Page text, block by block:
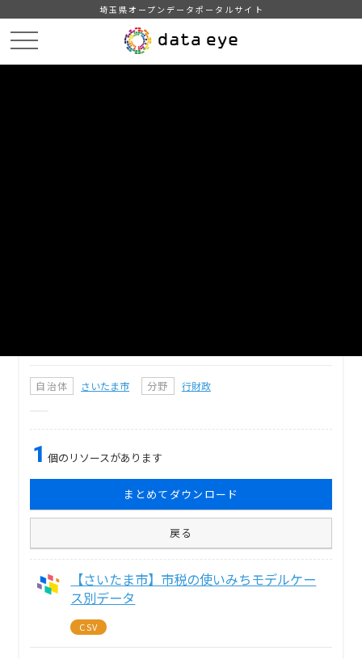
埼玉県オープンデータポータルサイト
自治体 さいたま市 分野 行財政
1 個のリソースがあります
まとめてダウンロード
戻る
【さいたま市】市税の使いみちモデルケー
ス別データ
CSV